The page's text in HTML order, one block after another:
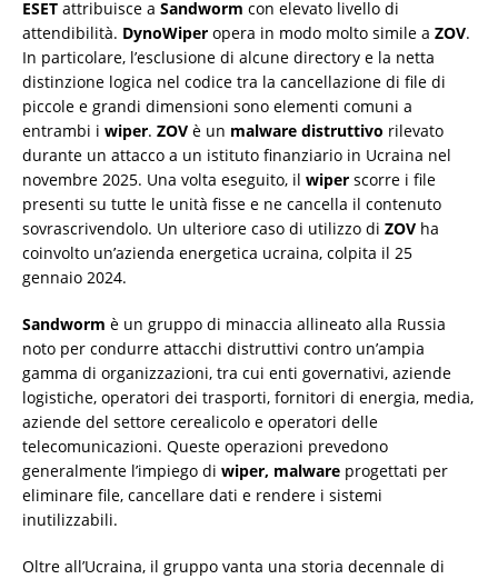
ESET attribuisce a Sandworm con elevato livello di
attendibilità. DynoWiper opera in modo molto simile a ZOV.
In particolare, l’esclusione di alcune directory e la netta
distinzione logica nel codice tra la cancellazione di file di
piccole e grandi dimensioni sono elementi comuni a
entrambi i wiper. ZOV è un malware distruttivo rilevato
durante un attacco a un istituto finanziario in Ucraina nel
novembre 2025. Una volta eseguito, il wiper scorre i file
presenti su tutte le unità fisse e ne cancella il contenuto
sovrascrivendolo. Un ulteriore caso di utilizzo di ZOV ha
coinvolto un’azienda energetica ucraina, colpita il 25
gennaio 2024.
Sandworm è un gruppo di minaccia allineato alla Russia
noto per condurre attacchi distruttivi contro un’ampia
gamma di organizzazioni, tra cui enti governativi, aziende
logistiche, operatori dei trasporti, fornitori di energia, media,
aziende del settore cerealicolo e operatori delle
telecomunicazioni. Queste operazioni prevedono
generalmente l’impiego di wiper, malware progettati per
eliminare file, cancellare dati e rendere i sistemi
inutilizzabili.
Oltre all’Ucraina, il gruppo vanta una storia decennale di